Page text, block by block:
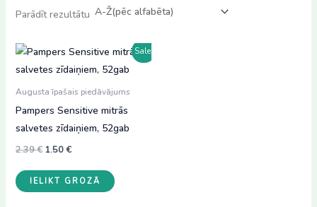
Parādīt rezultātu
Sale!
Augusta īpašais piedāvājums
Pampers Sensitive mitrās
salvetes zīdaiņiem, 52gab
2.39€ Original
was:
2.39 €.
1.50€Current
is:
1.50 €.
IELIKT GROZĀ